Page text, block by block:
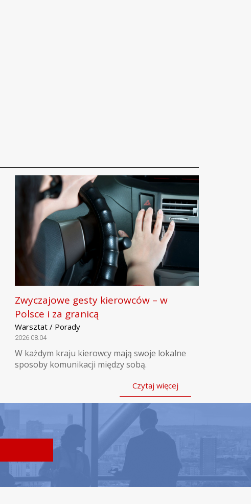
Zwyczajowe gesty kierowców – w
Polsce i za granicą
Warsztat / Porady
2026.08.04
W każdym kraju kierowcy mają swoje lokalne
sposoby komunikacji między sobą.
Czytaj więcej